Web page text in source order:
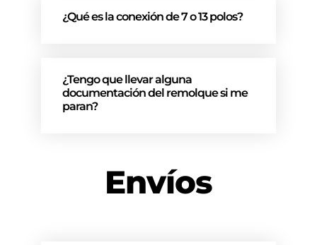
¿Qué es la conexión de 7 o 13 polos?
¿Tengo que llevar alguna
documentación del remolque si me
paran?
Envíos